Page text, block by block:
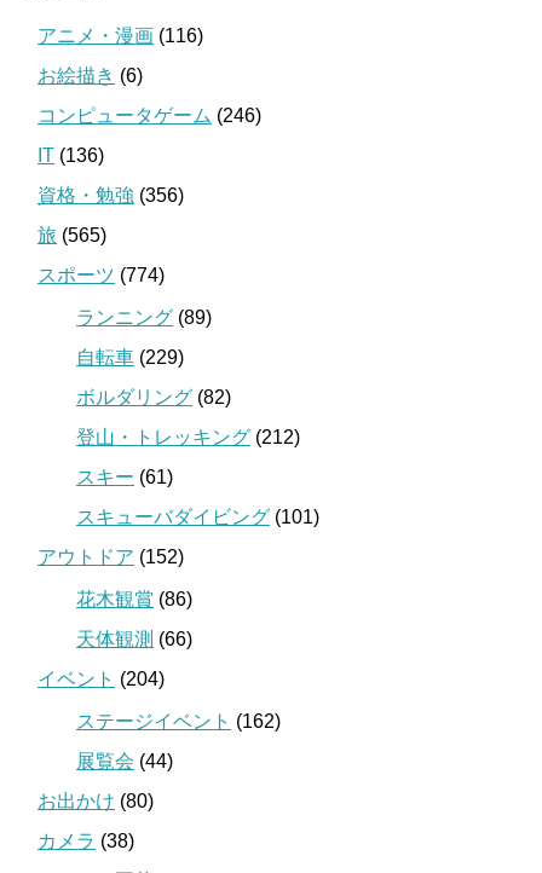
アニメ・漫画 (116)
お絵描き (6)
コンピュータゲーム (246)
IT (136)
資格・勉強 (356)
旅 (565)
スポーツ (774)
ランニング (89)
自転車 (229)
ボルダリング (82)
登山・トレッキング (212)
スキー (61)
スキューバダイビング (101)
アウトドア (152)
花木観賞 (86)
天体観測 (66)
イベント (204)
ステージイベント (162)
展覧会 (44)
お出かけ (80)
カメラ (38)